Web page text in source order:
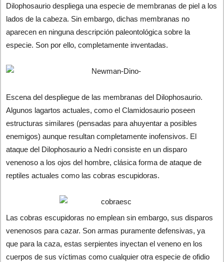
Dilophosaurio despliega una especie de membranas de piel a los
lados de la cabeza. Sin embargo, dichas membranas no
aparecen en ninguna descripción paleontológica sobre la
especie. Son por ello, completamente inventadas.
Escena del despliegue de las membranas del Dilophosaurio.
Algunos lagartos actuales, como el Clamidosaurio poseen
estructuras similares (pensadas para ahuyentar a posibles
enemigos) aunque resultan completamente inofensivos. El
ataque del Dilophosaurio a Nedri consiste en un disparo
venenoso a los ojos del hombre, clásica forma de ataque de
reptiles actuales como las cobras escupidoras.
Las cobras escupidoras no emplean sin embargo, sus disparos
venenosos para cazar. Son armas puramente defensivas, ya
que para la caza, estas serpientes inyectan el veneno en los
cuerpos de sus víctimas como cualquier otra especie de ofidio